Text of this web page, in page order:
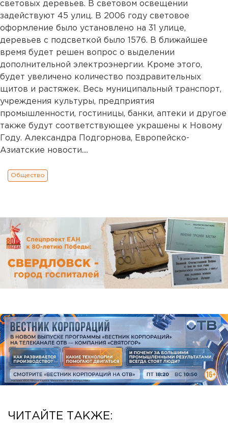
световых деревьев. В световом освещении
задействуют 45 улиц. В 2006 году световое
оформление было установлено на 31 улице,
деревьев с подсветкой было 1576. В ближайшее
время будет решен вопрос о выделении
дополнительной электроэнергии. Кроме этого,
будет увеличено количество поздравительных
щитов и растяжек. Весь муниципальный транспорт,
учреждения культуры, предприятия
промышленности, гостиницы, банки, аптеки и другое
также будут соответствующее украшены к Новому
Году. Александра Подгорнова, Европейско-
Азиатские новости....
Общество
ЧИТАЙТЕ ТАКЖЕ: